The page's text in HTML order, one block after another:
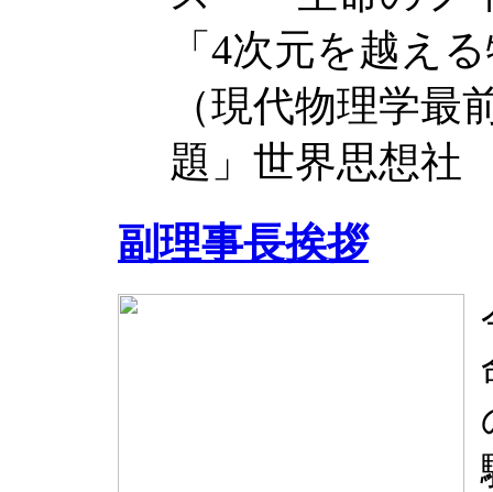
「4次元を越え
（現代物理学
題」世界思想
副理事長挨拶